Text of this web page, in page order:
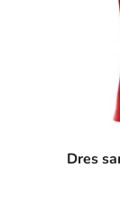
Dres